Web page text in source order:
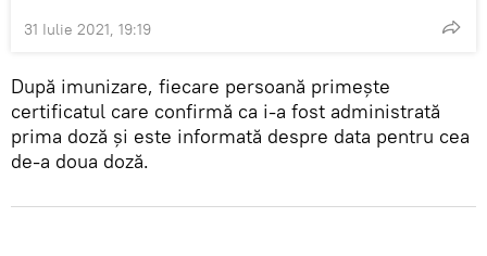
31 Iulie 2021, 19:19
După imunizare, fiecare persoană primește
certificatul care confirmă ca i-a fost administrată
prima doză și este informată despre data pentru cea
de-a doua doză.